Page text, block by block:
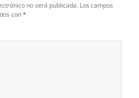
no será publicada. Los campos
con*